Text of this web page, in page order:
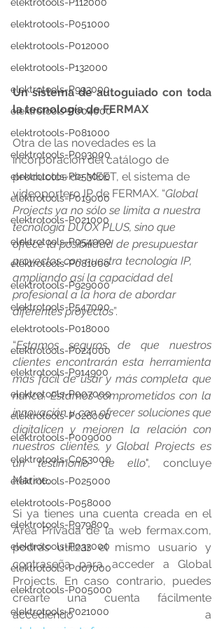
elektrotools-P051000
elektrotools-P012000
elektrotools-P132000
elektrotools-P993000
elektrotools-P004000
elektrotools-P081000
elektrotools-P093000
elektrotools-P053000
elektrotools-P019000
elektrotools-P021000
elektrotools-P054000
elektrotools-P081000
elektrotools-P929000
elektrotools-P547000
elektrotools-P018000
elektrotools-P024000
elektrotools-P914900
elektrotools-P007000
elektrotools-P026000
elektrotools-P009000
elektrotools-C053000
elektrotools-P025000
elektrotools-P058000
elektrotools-P979800
elektrotools-P033000
elektrotools-P007000
elektrotools-P005000
elektrotools-P021000
Un sistema de autoguiado con toda
la tecnología de FERMAX
Otra de las novedades es la
incorporación del catálogo de
productos de MEET, el sistema de
videoportero IP de FERMAX. “Global
Projects ya no sólo se limita a nuestra
tecnología DUOX PLUS, sino que
ofrece la posibilidad de presupuestar
proyectos con nuestra tecnología IP,
ampliando así la capacidad del
profesional a la hora de abordar
diferentes proyectos”.
“Estamos seguros de que nuestros
clientes encontrarán esta herramienta
más fácil de usar y más completa que
nunca. Estamos comprometidos con la
innovación y con ofrecer soluciones que
digitalicen y mejoren la relación con
nuestros clientes, y Global Projects es
un testimonio de ello", concluye
Marine.
Si ya tienes una cuenta creada en el
Área Privada de la web fermax.com,
podrás utilizar el mismo usuario y
contraseña para acceder a Global
Projects. En caso contrario, puedes
crearte una cuenta fácilmente